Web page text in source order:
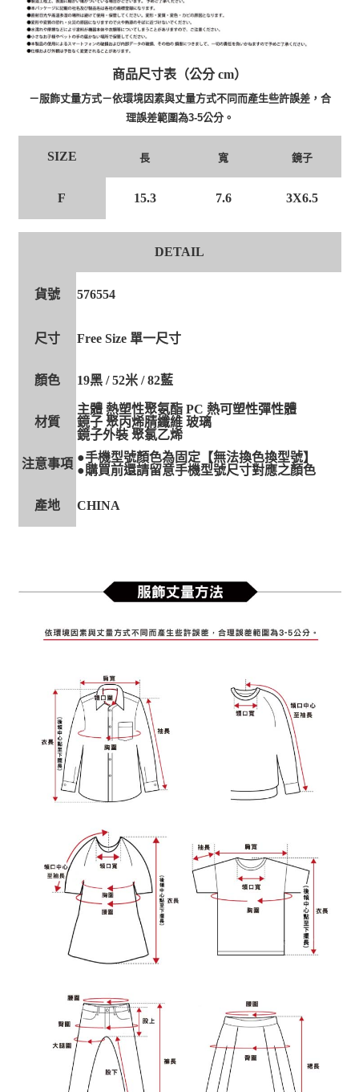
商品尺寸表（公分 cm）
－服飾丈量方式－依環境因素與丈量方式不同而產生些許誤差，合
理誤差範圍為3-5公分。
SIZE 長 寬 鏡子
F 15.3 7.6 3X6.5
DETAIL
貨號 576554
尺寸 Free Size 單一尺寸
顏色 19黑 / 52米 / 82藍
材質
主體 熱塑性聚氨酯 PC 熱可塑性彈性體
鏡子 聚丙烯腈纖維 玻璃
鏡子外裝 聚氯乙烯
注意事項 ●手機型號顏色為固定【無法換色換型號】
●購買前還請留意手機型號尺寸對應之顏色
產地 CHINA